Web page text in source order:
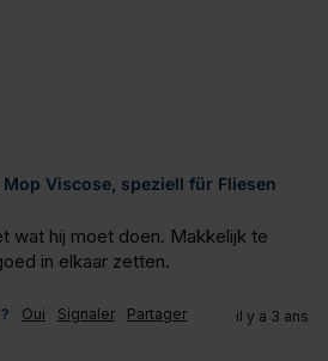
Viscose, speziell für Fliesen
wat hij moet doen. Makkelijk te
in elkaar zetten.
Oui Signaler Partager il y a 3 ans